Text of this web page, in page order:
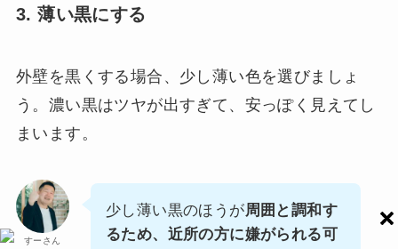
3. 薄い黒にする
外壁を黒くする場合、少し薄い色を選びましょ
う。濃い黒はツヤが出すぎて、安っぽく見えてし
まいます。
すーさん
少し薄い黒のほうが周囲と調和す
るため、近所の方に嫌がられる可